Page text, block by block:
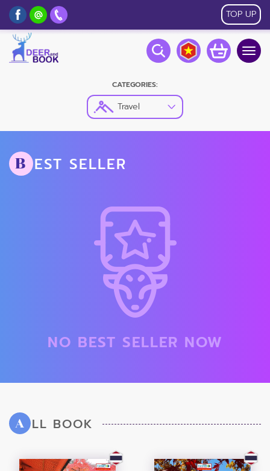
TOP UP
CATEGORIES:
Travel
B EST SELLER
NO BEST SELLER NOW
A LL BOOK